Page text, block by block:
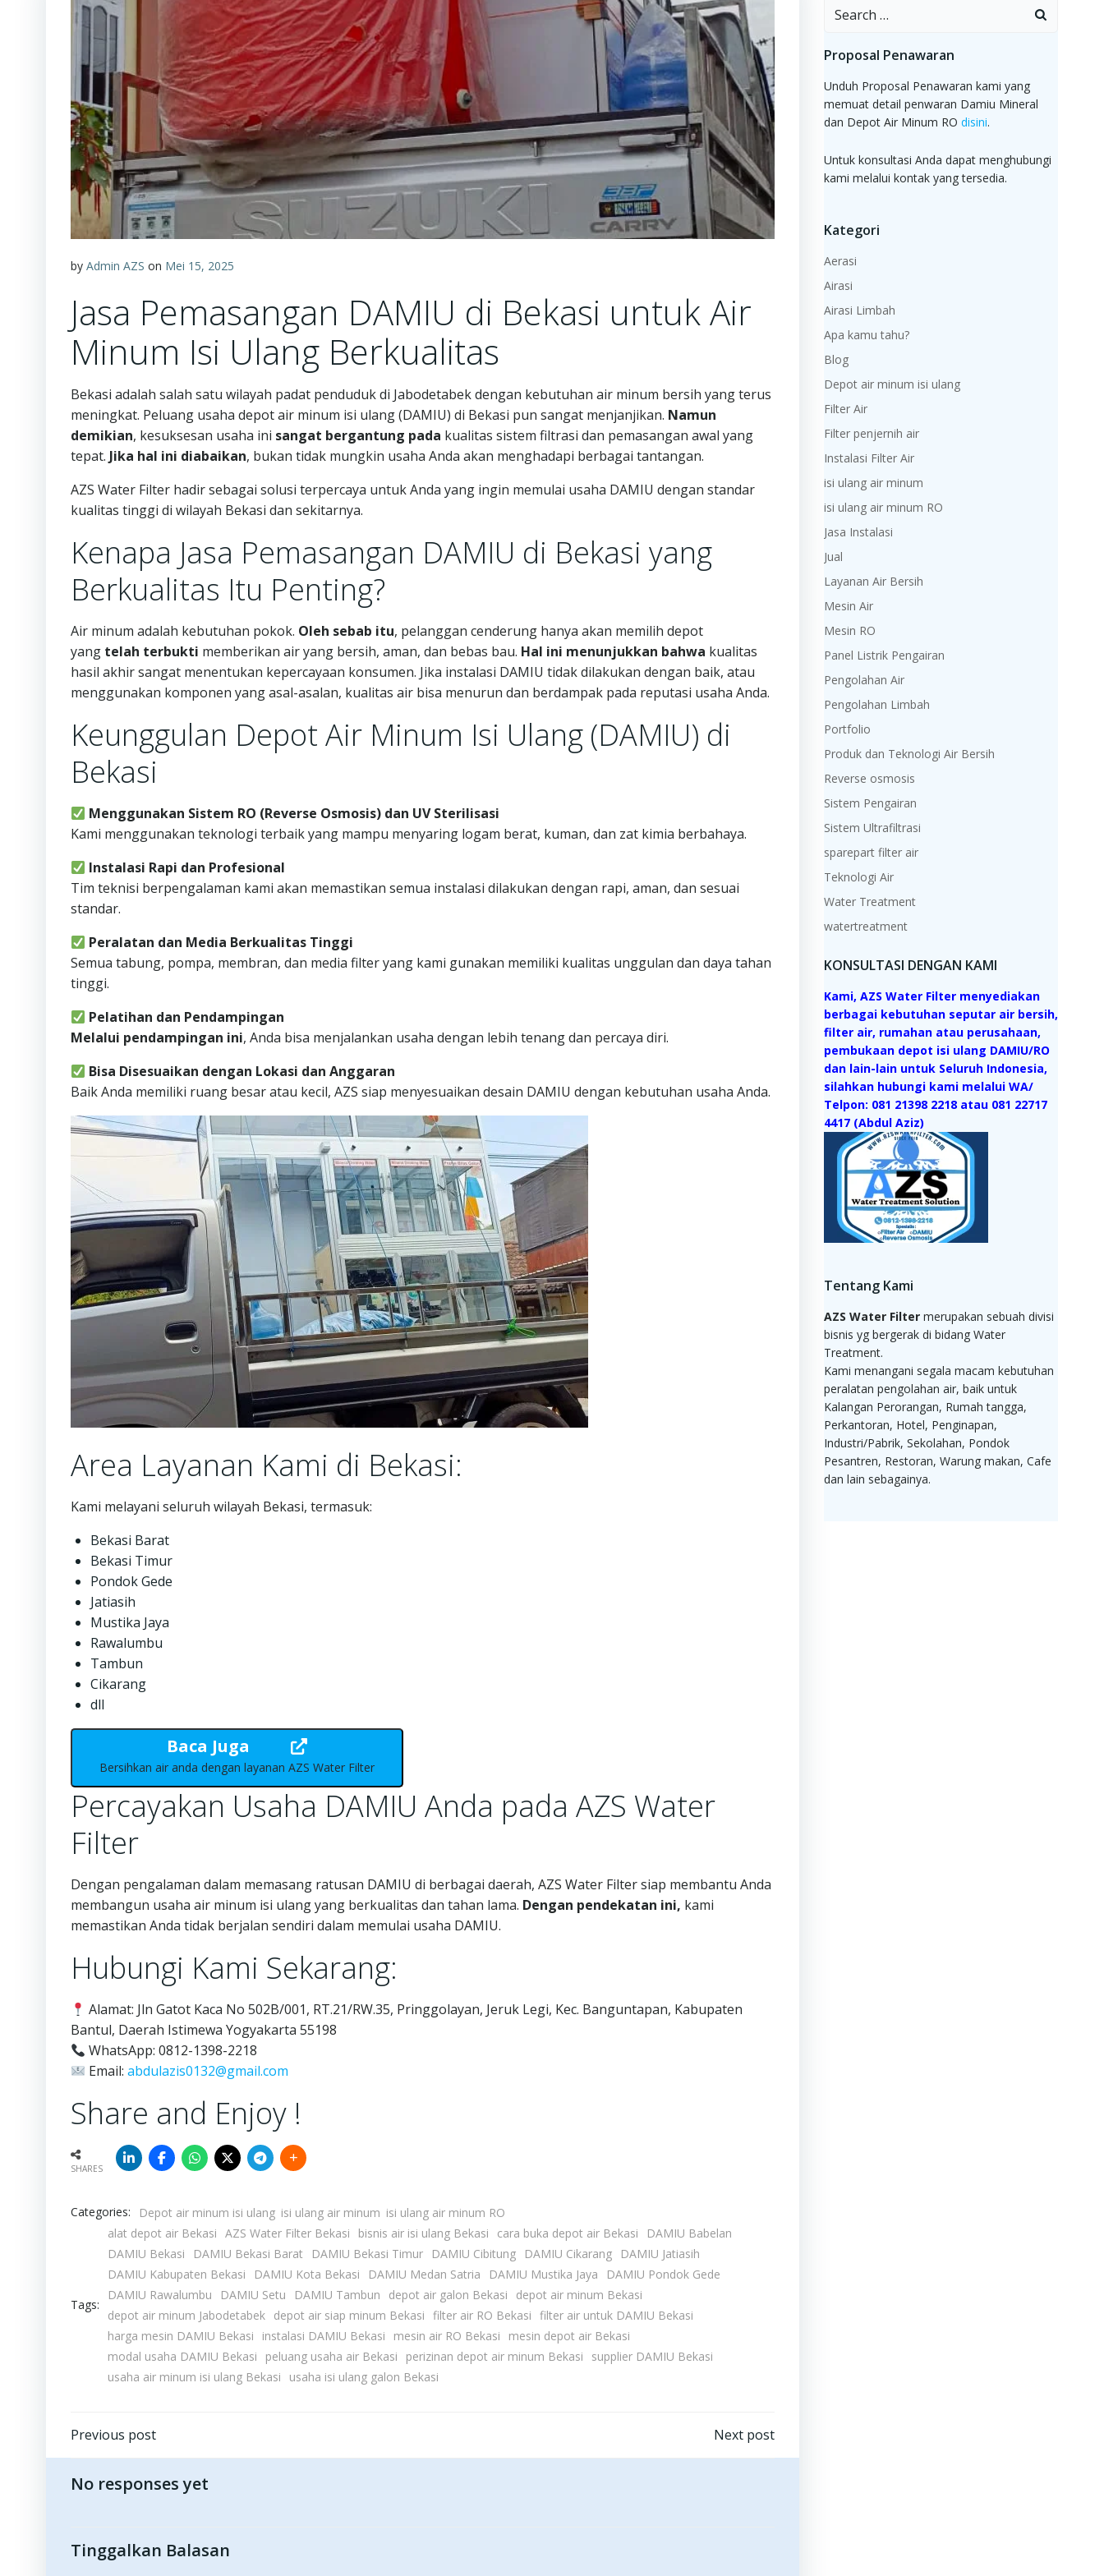
by Admin AZS on Mei 15, 2025
Jasa Pemasangan DAMIU di Bekasi untuk Air
Minum Isi Ulang Berkualitas
Bekasi adalah salah satu wilayah padat penduduk di Jabodetabek dengan kebutuhan air minum bersih yang terus
meningkat. Peluang usaha depot air minum isi ulang (DAMIU) di Bekasi pun sangat menjanjikan. Namun
demikian, kesuksesan usaha ini sangat bergantung pada kualitas sistem filtrasi dan pemasangan awal yang
tepat. Jika hal ini diabaikan, bukan tidak mungkin usaha Anda akan menghadapi berbagai tantangan.
AZS Water Filter hadir sebagai solusi terpercaya untuk Anda yang ingin memulai usaha DAMIU dengan standar
kualitas tinggi di wilayah Bekasi dan sekitarnya.
Kenapa Jasa Pemasangan DAMIU di Bekasi yang
Berkualitas Itu Penting?
Air minum adalah kebutuhan pokok. Oleh sebab itu, pelanggan cenderung hanya akan memilih depot
yang telah terbukti memberikan air yang bersih, aman, dan bebas bau. Hal ini menunjukkan bahwa kualitas
hasil akhir sangat menentukan kepercayaan konsumen. Jika instalasi DAMIU tidak dilakukan dengan baik, atau
menggunakan komponen yang asal-asalan, kualitas air bisa menurun dan berdampak pada reputasi usaha Anda.
Keunggulan Depot Air Minum Isi Ulang (DAMIU) di
Bekasi
Menggunakan Sistem RO (Reverse Osmosis) dan UV Sterilisasi
Kami menggunakan teknologi terbaik yang mampu menyaring logam berat, kuman, dan zat kimia berbahaya.
Instalasi Rapi dan Profesional
Tim teknisi berpengalaman kami akan memastikan semua instalasi dilakukan dengan rapi, aman, dan sesuai
standar.
Peralatan dan Media Berkualitas Tinggi
Semua tabung, pompa, membran, dan media filter yang kami gunakan memiliki kualitas unggulan dan daya tahan
tinggi.
Pelatihan dan Pendampingan
Melalui pendampingan ini, Anda bisa menjalankan usaha dengan lebih tenang dan percaya diri.
Bisa Disesuaikan dengan Lokasi dan Anggaran
Baik Anda memiliki ruang besar atau kecil, AZS siap menyesuaikan desain DAMIU dengan kebutuhan usaha Anda.
Area Layanan Kami di Bekasi:
Kami melayani seluruh wilayah Bekasi, termasuk:
Bekasi Barat
Bekasi Timur
Pondok Gede
Jatiasih
Mustika Jaya
Rawalumbu
Tambun
Cikarang
dll
Baca Juga
Bersihkan air anda dengan layanan AZS Water Filter
Percayakan Usaha DAMIU Anda pada AZS Water
Filter
Dengan pengalaman dalam memasang ratusan DAMIU di berbagai daerah, AZS Water Filter siap membantu Anda
membangun usaha air minum isi ulang yang berkualitas dan tahan lama. Dengan pendekatan ini, kami
memastikan Anda tidak berjalan sendiri dalam memulai usaha DAMIU.
Hubungi Kami Sekarang:
Alamat: Jln Gatot Kaca No 502B/001, RT.21/RW.35, Pringgolayan, Jeruk Legi, Kec. Banguntapan, Kabupaten
Bantul, Daerah Istimewa Yogyakarta 55198
WhatsApp: 0812-1398-2218
Email:abdulazis0132@gmail.com
Share and Enjoy !
SHARES
Categories: Depot air minum isi ulang isi ulang air minum isi ulang air minum RO
Tags:
alat depot air Bekasi AZS Water Filter Bekasi bisnis air isi ulang Bekasi cara buka depot air Bekasi
DAMIU Babelan
DAMIU Bekasi
DAMIU Bekasi Barat DAMIU Bekasi Timur DAMIU Cibitung DAMIU Cikarang
DAMIU Jatiasih
DAMIU Kabupaten Bekasi
DAMIU Kota Bekasi DAMIU Medan Satria DAMIU Mustika Jaya
DAMIU Pondok Gede
DAMIU Rawalumbu
DAMIU Setu DAMIU Tambun depot air galon Bekasi
depot air minum Bekasi
depot air minum Jabodetabek depot air siap minum Bekasi filter air RO Bekasi filter air untuk DAMIU Bekasi
harga mesin DAMIU Bekasi
instalasi DAMIU Bekasi mesin air RO Bekasi
mesin depot air Bekasi
modal usaha DAMIU Bekasi
peluang usaha air Bekasi perizinan depot air minum Bekasi
supplier DAMIU Bekasi
usaha air minum isi ulang Bekasi
usaha isi ulang galon Bekasi
Post
navigation
Previous post Next post
No responses yet
Tinggalkan Balasan
Search
Proposal Penawaran
Unduh Proposal Penawaran kami yang
memuat detail penwaran Damiu Mineral
dan Depot Air Minum RO disini.
Untuk konsultasi Anda dapat menghubungi
kami melalui kontak yang tersedia.
Kategori
Aerasi
Airasi
Airasi Limbah
Apa kamu tahu?
Blog
Depot air minum isi ulang
Filter Air
Filter penjernih air
Instalasi Filter Air
isi ulang air minum
isi ulang air minum RO
Jasa Instalasi
Jual
Layanan Air Bersih
Mesin Air
Mesin RO
Panel Listrik Pengairan
Pengolahan Air
Pengolahan Limbah
Portfolio
Produk dan Teknologi Air Bersih
Reverse osmosis
Sistem Pengairan
Sistem Ultrafiltrasi
sparepart filter air
Teknologi Air
Water Treatment
watertreatment
KONSULTASI DENGAN KAMI
Kami, AZS Water Filter menyediakan
berbagai kebutuhan seputar air bersih,
filter air, rumahan atau perusahaan,
pembukaan depot isi ulang DAMIU/RO
dan lain-lain untuk Seluruh Indonesia,
silahkan hubungi kami melalui WA/
Telpon: 081 21398 2218 atau 081 22717
4417 (Abdul Aziz)
Tentang Kami
AZS Water Filtermerupakan sebuah divisi
bisnis yg bergerak di bidang Water
Treatment.
Kami menangani segala macam kebutuhan
peralatan pengolahan air, baik untuk
Kalangan Perorangan, Rumah tangga,
Perkantoran, Hotel, Penginapan,
Industri/Pabrik, Sekolahan, Pondok
Pesantren, Restoran, Warung makan, Cafe
dan lain sebagainya.